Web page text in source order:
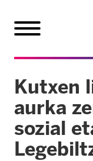
Kutxen
aurka
sozial